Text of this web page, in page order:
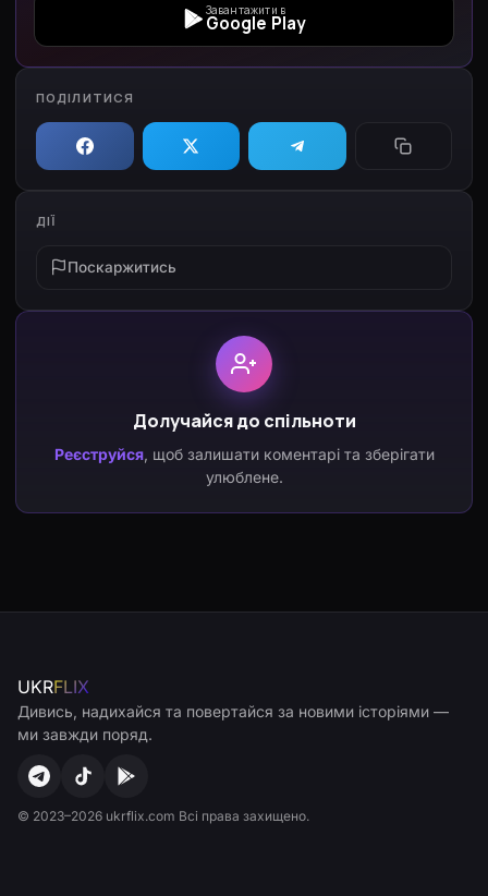
Завантажити в
Google Play
ПОДІЛИТИСЯ
ДІЇ
Поскаржитись
Долучайся до спільноти
Реєструйся, щоб залишати коментарі та зберігати
улюблене.
UKRFLIX
Дивись, надихайся та повертайся за новими історіями —
ми завжди поряд.
© 2023–2026 ukrflix.com Всі права захищено.